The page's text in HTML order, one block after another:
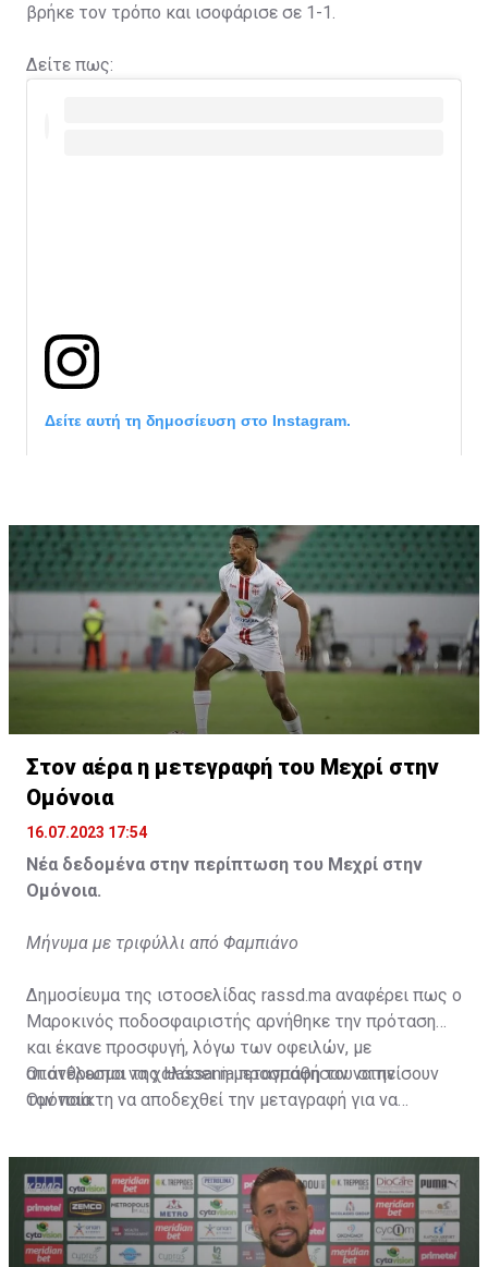
βρήκε τον τρόπο και ισοφάρισε σε 1-1.
Δείτε πως:
Δείτε αυτή τη δημοσίευση στο Instagram.
Στον αέρα η μετεγραφή του Μεχρί στην
Ομόνοια
16.07.2023 17:54
Νέα δεδομένα στην περίπτωση του Μεχρί στην
Ομόνοια.
Μήνυμα με τριφύλλι από Φαμπιάνο
Δημοσίευμα της ιστοσελίδας rassd.ma αναφέρει πως ο
Μαροκινός ποδοσφαιριστής αρνήθηκε την πρόταση
και έκανε προσφυγή, λόγω των οφειλών, με
αποτέλεσμα να χαλάσει η μεταγραφή του στην
Ομόνοια.
Οι άνθρωποι της Hassania προσπάθησαν να πείσουν
τον παίκτη να αποδεχθεί την μεταγραφή για να
μετακίνησή του, αλλά ο παίκτης αρνήθηκε και επέμεινε
να λύσει το συμβόλαιό του, ώστε να μετακομίσει
ελεύθερα σε οποιαδήποτε νέα ομάδα το τρέχον
καλοκαίρι.